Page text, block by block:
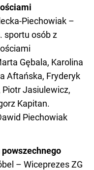
Piechowiak–
sportu osób z
Gębala, Karolina
Aftańska, Fryderyk
Piotr Jasiulewicz,
Kapitan.
Piechowiak
powszechnego
– Wiceprezes ZG